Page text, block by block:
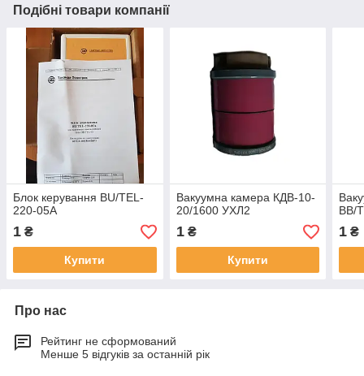
Подібні товари компанії
Блок керування ВU/TEL-
220-05А
1 ₴
Купити
Вакуумна камера КДВ-10-
20/1600 УХЛ2
1₴
Купити
BB/
1 ₴
Про нас
Рейтинг не сформований
Менше 5 відгуків за останній рік